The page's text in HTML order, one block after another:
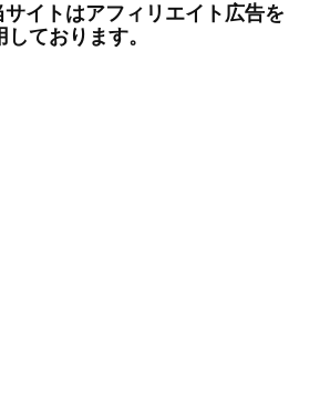
イトはアフィリエイト広告を
しております。